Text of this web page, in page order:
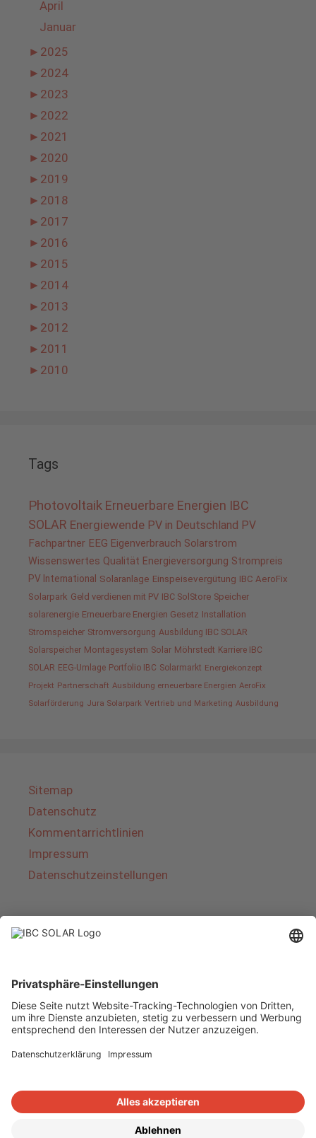
April
Januar
► 2025
► 2024
► 2023
► 2022
► 2021
► 2020
► 2019
► 2018
► 2017
► 2016
► 2015
► 2014
► 2013
► 2012
► 2011
► 2010
Tags
Photovoltaik Erneuerbare Energien IBC
SOLAR Energiewende PV in Deutschland PV
Fachpartner EEG Eigenverbrauch Solarstrom
Wissenswertes Qualität Energieversorgung Strompreis
PV International Solaranlage Einspeisevergütung IBC AeroFix
Solarpark Geld verdienen mit PV IBC SolStore Speicher
solarenergie Erneuerbare Energien Gesetz Installation
Stromspeicher Stromversorgung Ausbildung IBC SOLAR
Solarspeicher Montagesystem Solar Möhrstedt Karriere IBC
SOLAR EEG-Umlage Portfolio IBC Solarmarkt Energiekonzept
Projekt Partnerschaft Ausbildung erneuerbare Energien AeroFix
Solarförderung Jura Solarpark Vertrieb und Marketing Ausbildung
Sitemap
Datenschutz
Kommentarrichtlinien
Impressum
Datenschutzeinstellungen
Über IBC SOLAR
von Energielösungen und Dienstleistungen im
Bereich Photovoltaik und Speicher. Das
Unternehmen bietet Komplettsysteme an und
deckt das gesamte Spektrum von der Planung
bis zur schlüsselfertigen Übergabe von
Energielösungen für Eigenheime, Gewerbe und
Industrie sowie Solarparks.